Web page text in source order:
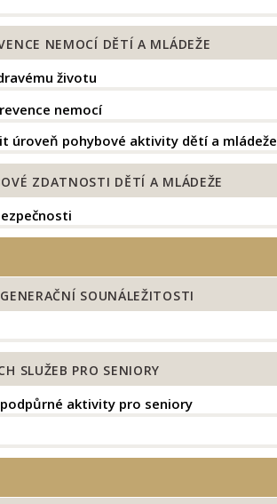
NEMOCÍ DĚTÍ A MLÁDEŽE
životu
nemocí
úroveň pohybové aktivity dětí a mládeže
ZDATNOSTI DĚTÍ A MLÁDEŽE
SOUNÁLEŽITOSTI
SLUŽEB PRO SENIORY
aktivity pro seniory